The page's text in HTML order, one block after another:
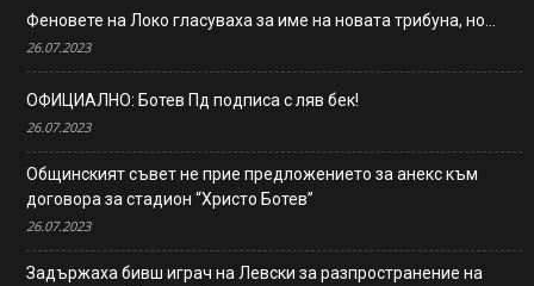
Феновете на Локо гласуваха за име на новата трибуна, но…
26.07.2023
ОФИЦИАЛНО: Ботев Пд подписа с ляв бек!
26.07.2023
Общинският съвет не прие предложението за анекс към
договора за стадион “Христо Ботев”
26.07.2023
Задържаха бивш играч на Левски за разпространение на